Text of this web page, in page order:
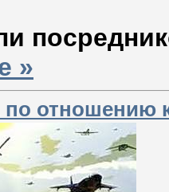
»
отношению к